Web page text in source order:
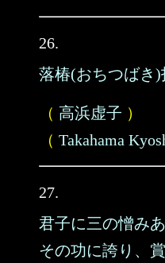
26.
落椿(おちつばき
（ 高浜虚子 ）
（ Takahama
27.
君子に三の憎みあ
その功に誇り、